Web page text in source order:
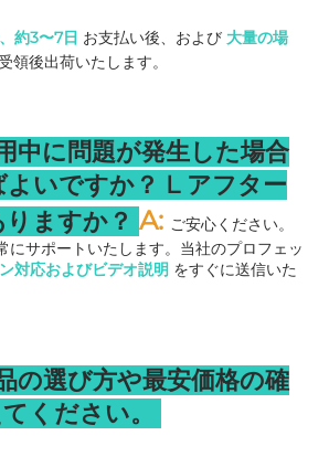
約3〜7日 お支払い後、および 大量の場
領後出荷いたします。
中に問題が発生した場合
いですか？ L アフター
ますか？ A: ご安心ください。
にサポートいたします。当社のプロフェッ
対応およびビデオ説明 をすぐに送信いた
の選び方や最安価格の確
ください。